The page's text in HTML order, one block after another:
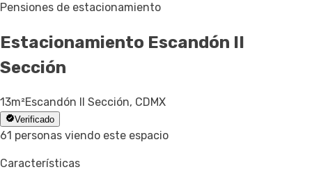
Pensiones de estacionamiento
Estacionamiento Escandón II
Sección
13m²Escandón II Sección, CDMX
Verificado
61 personas viendo este espacio
Características